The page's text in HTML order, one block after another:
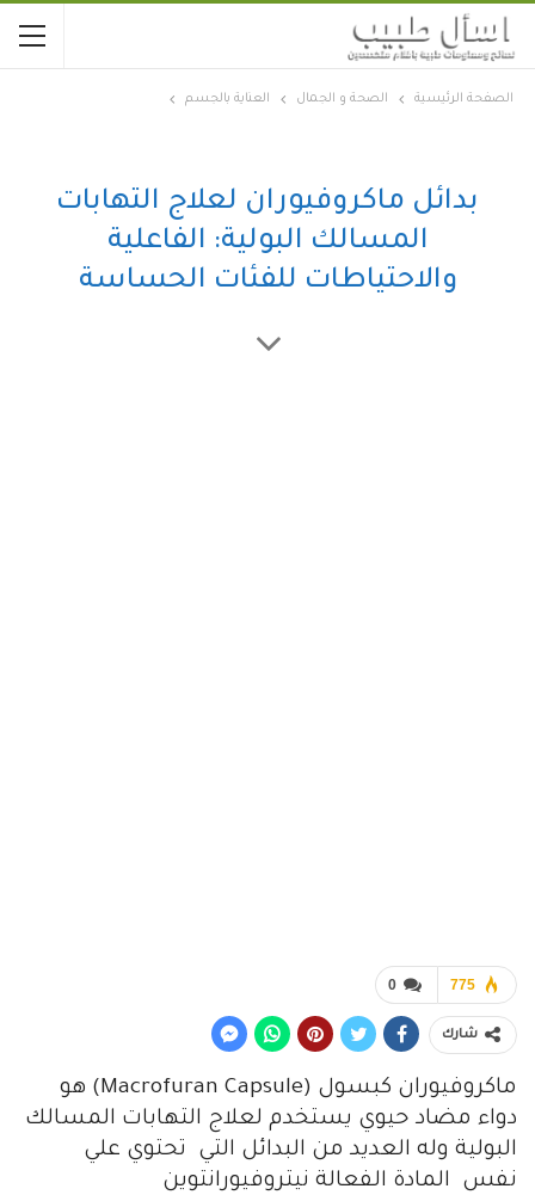
الصفحة الرئيسية الصحة و الجمال العناية بالجسم
بدائل ماكروفيوران لعلاج التهابات
المسالك البولية: الفاعلية
والاحتياطات للفئات الحساسة
0 775
شارك
ماكروفيوران كبسول (Macrofuran Capsule) هو
دواء مضاد حيوي يستخدم لعلاج التهابات المسالك
البولية وله العديد من البدائل التي تحتوي علي
نفس المادة الفعالة نيتروفيورانتوين